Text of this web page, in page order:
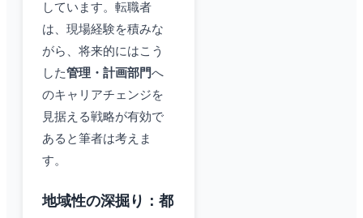
しています。転職者
は、現場経験を積みな
がら、将来的にはこう
した管理・計画部門へ
のキャリアチェンジを
見据える戦略が有効で
あると筆者は考えま
す。
地域性の深掘り：都